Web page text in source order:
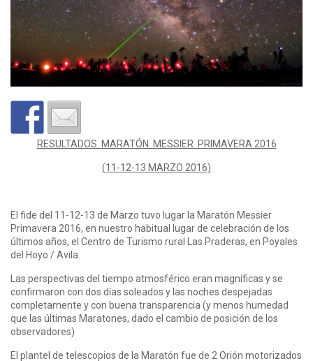
RESULTADOS MARATÓN MESSIER PRIMAVERA 2016
(11-12-13 MARZO 2016)
El fide del 11-12-13 de Marzo tuvo lugar la Maratón Messier
Primavera 2016, en nuestro habitual lugar de celebración de los
últimos años, el Centro de Turismo rural Las Praderas, en Poyales
del Hoyo / Avila.
Las perspectivas del tiempo atmosférico eran magníficas y se
confirmaron con dos días soleados y las noches despejadas
completamente y con buena transparencia (y menos humedad
que las últimas Maratones, dado el cambio de posición de los
observadores)
El plantel de telescopios de la Maratón fue de 2 Orión motorizados